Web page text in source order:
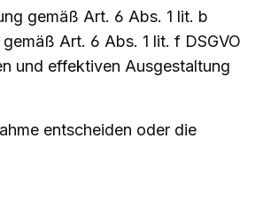
gemäß Art. 6 Abs. 1 lit. b
Art. 6 Abs. 1 lit. f DSGVO
und effektiven Ausgestaltung
entscheiden oder die